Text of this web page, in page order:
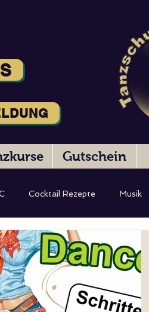
Cocktail Rezepte Musik
Hochzeitstanz
Gutschein